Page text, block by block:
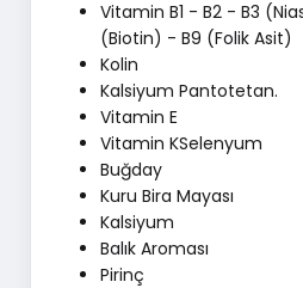
Vitamin B1 - B2 - B3
(Biotin) - B9 (Folik Asit)
Kolin
Kalsiyum Pantotetan.
Vitamin E
Vitamin KSelenyum
Buğday
Kuru Bira Mayası
Kalsiyum
Balık Aroması
Pirinç